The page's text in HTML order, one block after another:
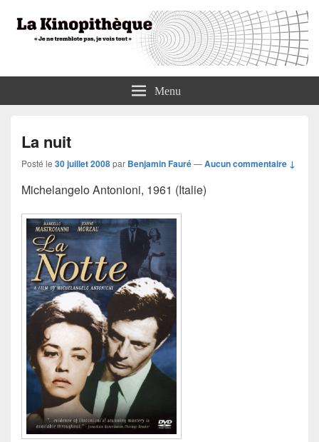
La KinopithèqueMenu
La nuit
Posté le 30 juillet 2008par Benjamin Fauré—Aucun commentaire ↓
Michelangelo Antonioni, 1961 (Italie)